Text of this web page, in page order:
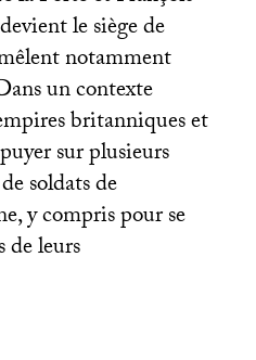
le siège de
notamment
un contexte
britanniques et
sur plusieurs
soldats de
y compris pour se
leurs